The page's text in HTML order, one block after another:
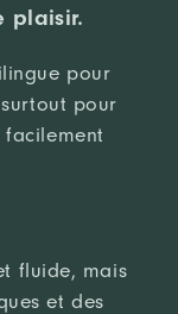
plaisir.
pour
pour
fluide, mais
et des